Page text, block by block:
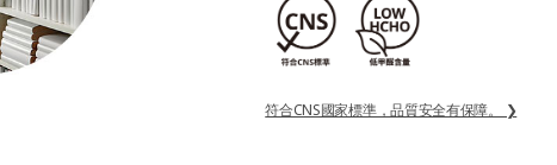
符合CNS國家標準，品質安全有保障。 ❯